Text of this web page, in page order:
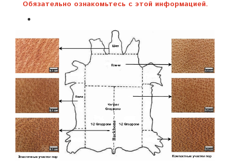
Обязательно ознакомьтесь с этой информацией.